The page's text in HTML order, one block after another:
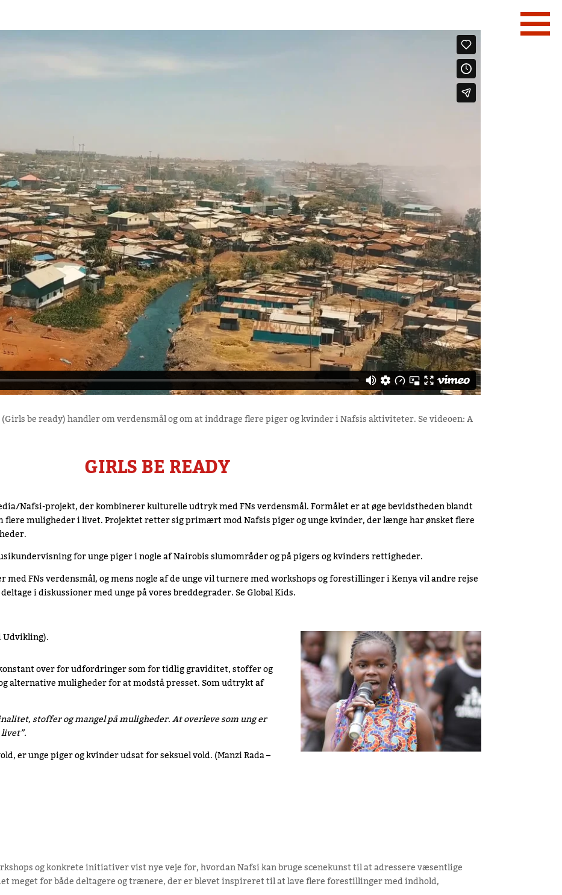
(Girls be ready) handler om verdensmål og om at inddrage flere piger og kvinder i Nafsis aktiviteter. Se videoen: A
GIRLS BE READY
Nafsi-projekt, der kombinerer kulturelle udtryk med FNs verdensmål. Formålet er at øge bevidstheden blandt
flere muligheder i livet. Projektet retter sig primært mod Nafsis piger og unge kvinder, der længe har ønsket flere
for unge piger i nogle af Nairobis slumområder og på pigers og kvinders rettigheder.
FNs verdensmål, og mens nogle af de unge vil turnere med workshops og forestillinger i Kenya vil andre rejse
i diskussioner med unge på vores breddegrader. Se Global Kids.
over for udfordringer som for tidlig graviditet, stoffer og
alternative muligheder for at modstå presset. Som udtrykt af
stoffer og mangel på muligheder. At overleve som ung er
er unge piger og kvinder udsat for seksuel vold. (Manzi Rada –
og konkrete initiativer vist nye veje for, hvordan Nafsi kan bruge scenekunst til at adressere væsentlige
meget for både deltagere og trænere, der er blevet inspireret til at lave flere forestillinger med indhold,